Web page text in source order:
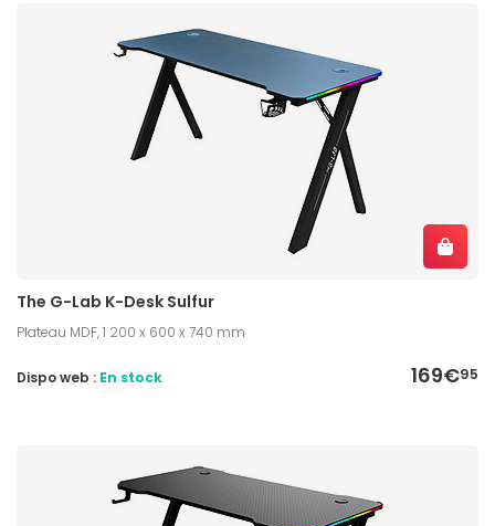
The G-Lab K-Desk Sulfur
Plateau MDF, 1 200 x 600 x 740 mm
169€95
Dispo web : En stock